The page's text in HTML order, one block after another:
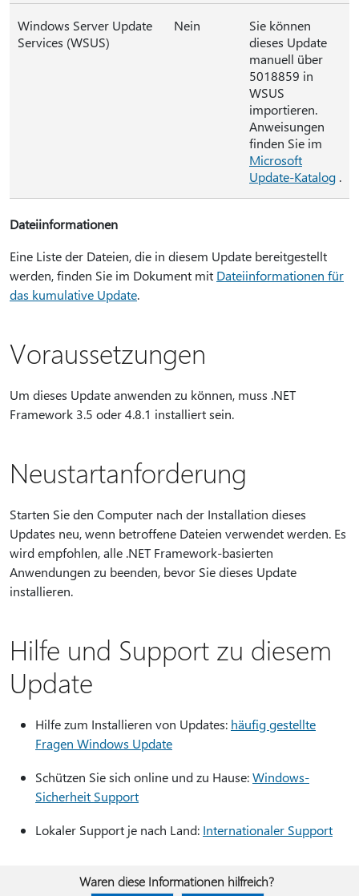
Windows Server Update
Services (WSUS)
Nein
Sie können
dieses Update
manuell über
5018859 in
WSUS
importieren.
Anweisungen
finden Sie im
Microsoft
Update-Katalog .
Dateiinformationen
Eine Liste der Dateien, die in diesem Update bereitgestellt
werden, finden Sie im Dokument mit Dateiinformationen für
das kumulative Update.
Voraussetzungen
Um dieses Update anwenden zu können, muss .NET
Framework 3.5 oder 4.8.1 installiert sein.
Neustartanforderung
Starten Sie den Computer nach der Installation dieses
Updates neu, wenn betroffene Dateien verwendet werden. Es
wird empfohlen, alle .NET Framework-basierten
Anwendungen zu beenden, bevor Sie dieses Update
installieren.
Hilfe und Support zu diesem
Update
Hilfe zum Installieren von Updates: häufig gestellte
Fragen Windows Update
Schützen Sie sich online und zu Hause:Windows-
Sicherheit Support
Lokaler Support je nach Land: Internationaler Support
Waren diese Informationen hilfreich?